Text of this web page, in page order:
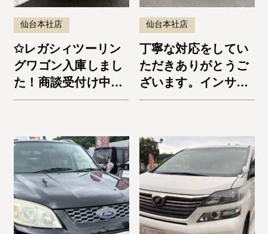
仙台本社店
✩レガシィツーリン
グワゴン入庫しまし
た！商談受付け中で
す✩
仙台本社店
丁寧な対応をしてい
ただきありがとうご
ざいます。インサイ
ト